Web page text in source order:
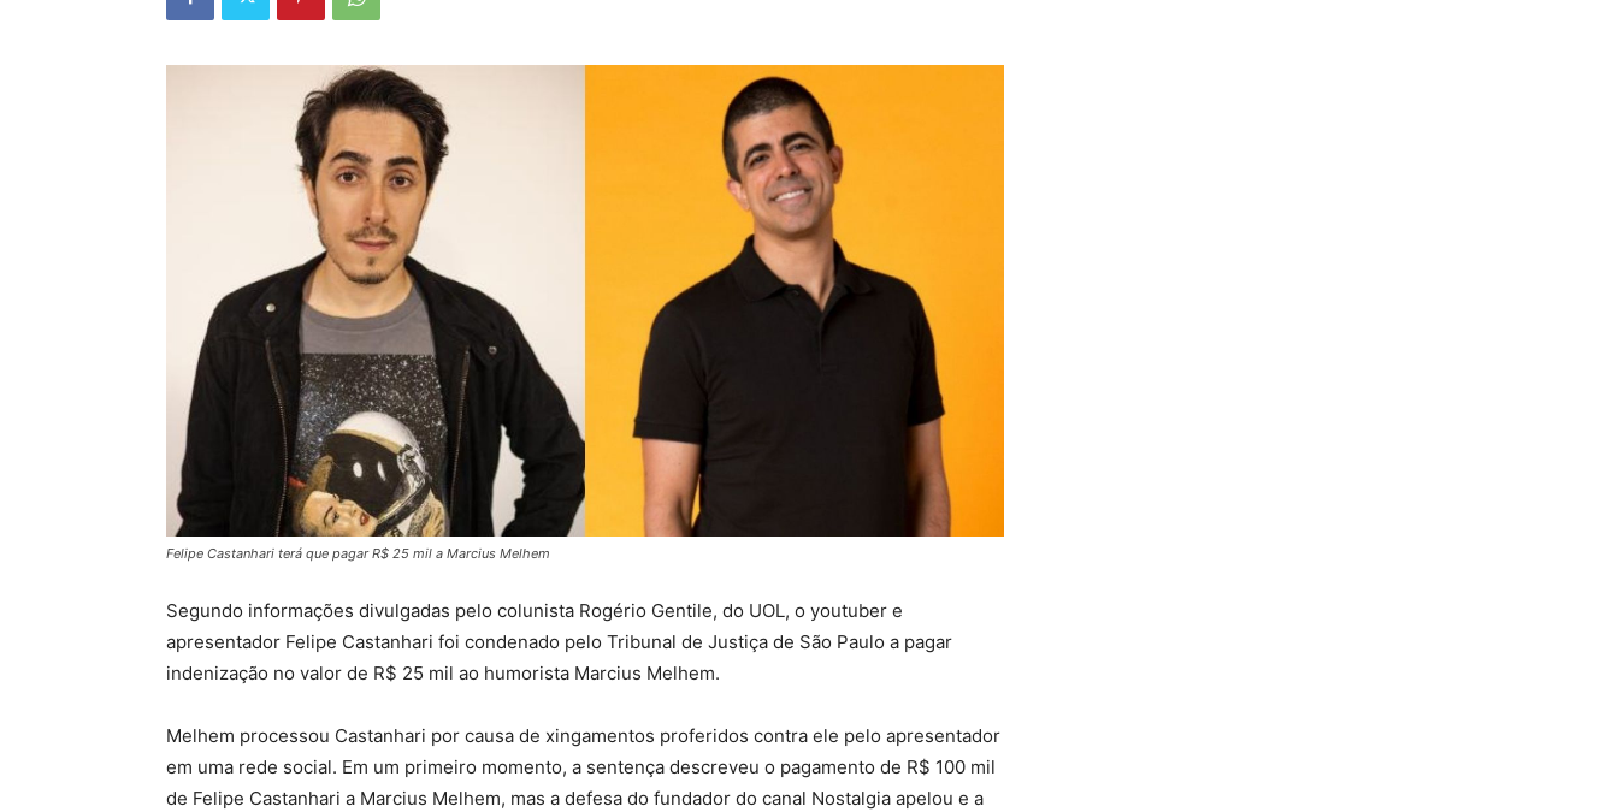
Felipe Castanhari terá que pagar R$ 25 mil a Marcius Melhem
Segundo informações divulgadas pelo colunista Rogério Gentile, do UOL, o youtuber e
apresentador Felipe Castanhari foi condenado pelo Tribunal de Justiça de São Paulo a pagar
indenização no valor de R$ 25 mil ao humorista Marcius Melhem.
Melhem processou Castanhari por causa de xingamentos proferidos contra ele pelo apresentador
em uma rede social. Em um primeiro momento, a sentença descreveu o pagamento de R$ 100 mil
de Felipe Castanhari a Marcius Melhem, mas a defesa do fundador do canal Nostalgia apelou e a